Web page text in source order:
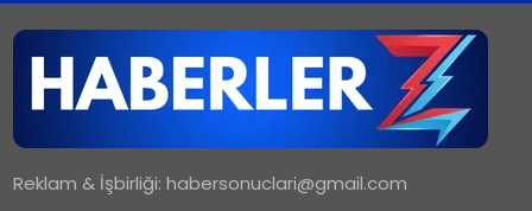
TEKNOLOJI
Reklam & İşbirliği:habersonuclari@gmail.com